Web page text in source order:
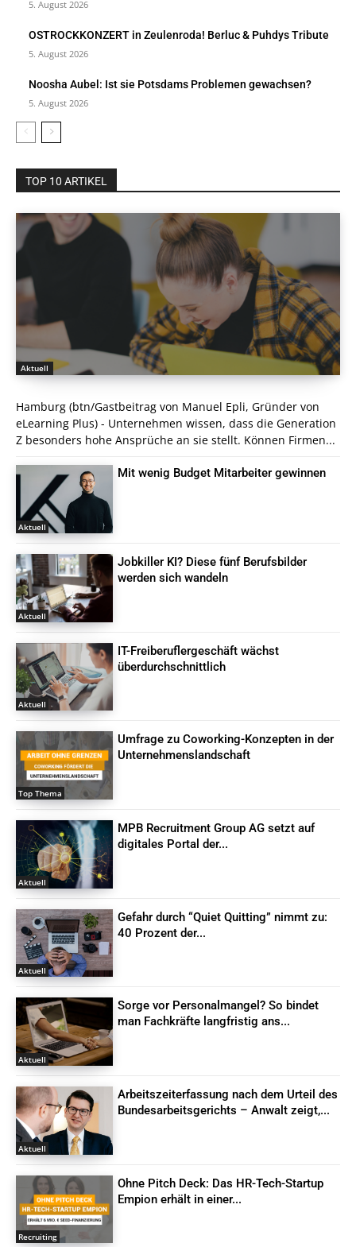
5. August 2026
OSTROCKKONZERT in Zeulenroda! Berluc & Puhdys Tribute
5. August 2026
Noosha Aubel: Ist sie Potsdams Problemen gewachsen?
5. August 2026
TOP 10 ARTIKEL
Aktuell
Hamburg (btn/Gastbeitrag von Manuel Epli, Gründer von
eLearning Plus) - Unternehmen wissen, dass die Generation
Z besonders hohe Ansprüche an sie stellt. Können Firmen...
Aktuell
Mit wenig Budget Mitarbeiter gewinnen
Aktuell
Jobkiller KI? Diese fünf Berufsbilder
werden sich wandeln
Aktuell
IT-Freiberuflergeschäft wächst
überdurchschnittlich
Top Thema
Umfrage zu Coworking-Konzepten in der
Unternehmenslandschaft
Aktuell
MPB Recruitment Group AG setzt auf
digitales Portal der...
Aktuell
Gefahr durch “Quiet Quitting” nimmt zu:
40 Prozent der...
Aktuell
Sorge vor Personalmangel? So bindet
man Fachkräfte langfristig ans...
Aktuell
Arbeitszeiterfassung nach dem Urteil des
Bundesarbeitsgerichts – Anwalt zeigt,...
Recruiting
Ohne Pitch Deck: Das HR-Tech-Startup
Empion erhält in einer...